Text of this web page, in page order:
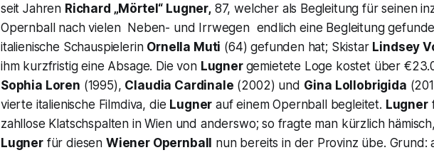
seit Jahren Richard „Mörtel“ Lugner,87, welcher als Begleitung für seinen
Opernball nach vielen Neben- und Irrwegen endlich eine Begleitung
italienische Schauspielerin Ornella Muti (64) gefunden hat; Skistar Lindsey
ihm kurzfristig eine Absage. Die von Lugner gemietete Loge kostet über
Sophia Loren (1995), Claudia Cardinale (2002) und Gina Lollobrigida
vierte italienische Filmdiva, die Lugner auf einem Opernball begleitet. Lugner
zahllose Klatschspalten in Wien und anderswo; so fragte man kürzlich
Lugnerfür diesen Wiener Opernball nun bereits in der Provinz übe. Grund: